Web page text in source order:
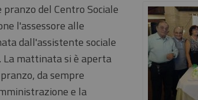
del Centro Sociale
l'assessore alle
dall'assistente sociale
La mattinata si è aperta
da sempre
e la